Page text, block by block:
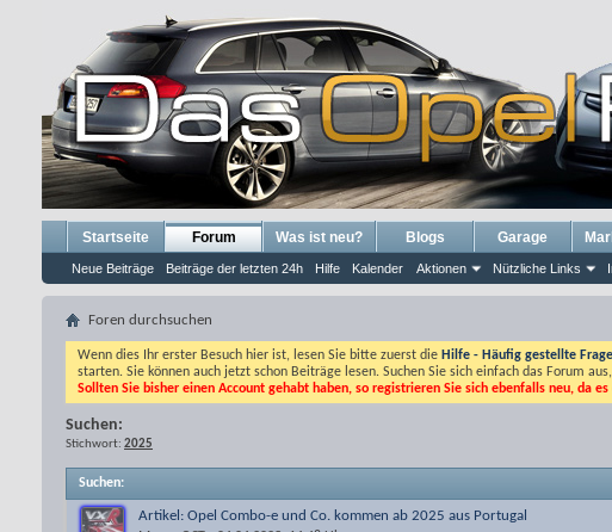
Startseite Forum
Neue Beiträge Beiträge der letzten 24h Hilfe Kalender Aktionen Nützliche Links
Was ist neu? Blogs Garage
Foren durchsuchen
Wenn dies Ihr erster Besuch hier ist, lesen Sie bitte zuerst die Hilfe - Häufig gestellte
starten. Sie können auch jetzt schon Beiträge lesen. Suchen Sie sich einfach das Forum
Sollten Sie bisher einen Account gehabt haben, so registrieren Sie sich ebenfalls neu, da es
Suchen:
Stichwort: 2025
Suchen:
Artikel: Opel Combo-e und Co. kommen ab 2025 aus Portugal